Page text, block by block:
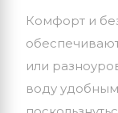
Комфорт и
или
воду удобным